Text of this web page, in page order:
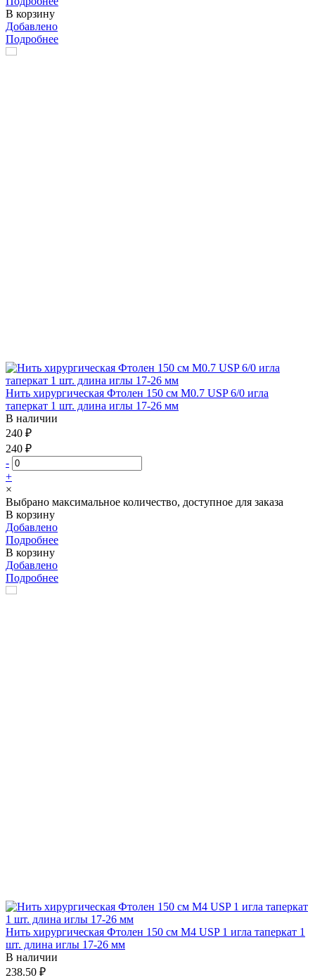
В корзину
Добавлено
Подробнее
Нить хирургическая Фтолен 150 см М0.7 USP 6/0 игла
таперкат 1 шт. длина иглы 17-26 мм
В наличии
240 ₽
240 ₽
-
+
×
Выбрано максимальное количество, доступное для заказа
В корзину
Добавлено
Подробнее
В корзину
Добавлено
Подробнее
Нить хирургическая Фтолен 150 см М4 USP 1 игла таперкат 1
шт. длина иглы 17-26 мм
В наличии
238.50 ₽